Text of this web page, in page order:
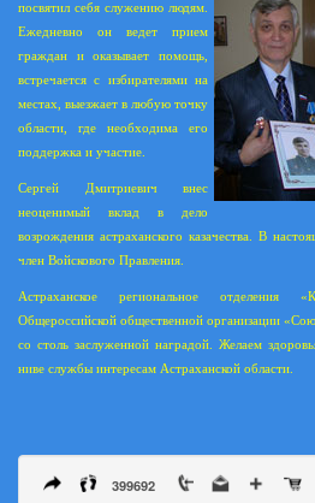
посвятил себя служению людям.
Ежедневно он ведет прием
граждан и оказывает помощь,
встречается с избирателями на
местах, выезжает в любую точку
области, где необходима его
поддержка и участие.
Сергей Дмитриевич внес
неоценимый вклад в дело
возрождения астраханского казачества. В
член Войскового Правления.
Астраханское региональное отделения
Общероссийской общественной организации
со столь заслуженной наградой. Желаем
ниве службы интересам Астраханской области.
399692